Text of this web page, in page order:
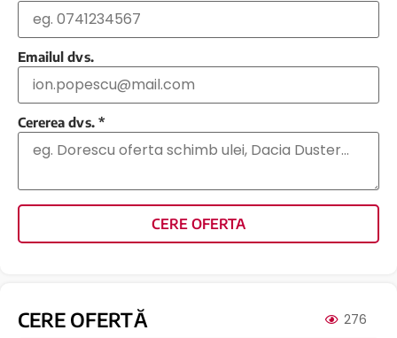
Emailul dvs.
Cererea dvs. *
CERE OFERTA
CERE OFERTĂ 276